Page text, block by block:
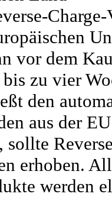
vor dem
zu vier
den
aus der
sollte
erhoben.
werden